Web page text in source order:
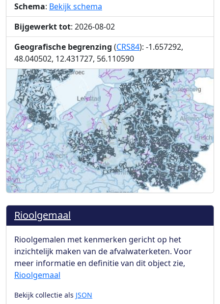
Schema: Bekijk schema
Bijgewerkt tot: 2026-08-02
Geografische begrenzing (CRS84): -1.657292,
48.040502, 12.431727, 56.110590
Rioolgemaal
Rioolgemalen met kenmerken gericht op het
inzichtelijk maken van de afvalwaterketen. Voor
meer informatie en definitie van dit object zie,
Rioolgemaal
Bekijk collectie als JSON